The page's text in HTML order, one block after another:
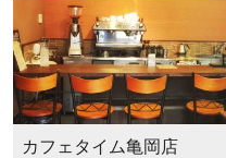
ャ
ル
テ
ィ
コ
カフェタイム⻲岡店